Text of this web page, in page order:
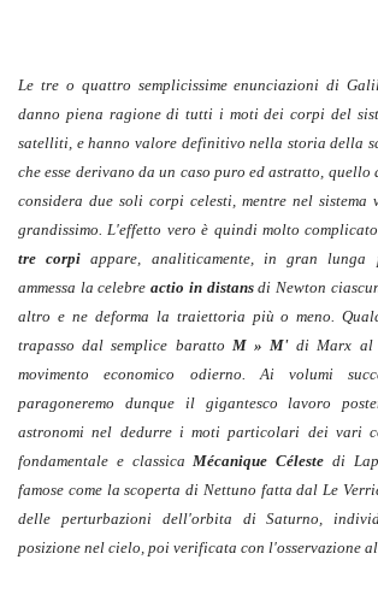
Le tre o quattro semplicissime enunciazioni di
danno piena ragione di tutti i moti dei corpi del
satelliti, e hanno valore definitivo nella storia della
che esse derivano da un caso puro ed astratto, quello
considera due soli corpi celesti, mentre nel sistema
grandissimo. L'effetto vero è quindi molto
tre corpi appare, analiticamente, in gran lunga
ammessa la celebreactio in distansdi Newton
altro e ne deforma la traiettoria più o meno.
trapasso dal semplice baratto M » M' di Marx al
movimento economico odierno. Ai volumi
paragoneremo dunque il gigantesco lavoro
astronomi nel dedurre i moti particolari dei vari
fondamentale e classicaMécanique Céleste di
famose come la scoperta di Nettuno fatta dal Le
delle perturbazioni dell'orbita di Saturno,
posizione nel cielo, poi verificata con l'osservazione